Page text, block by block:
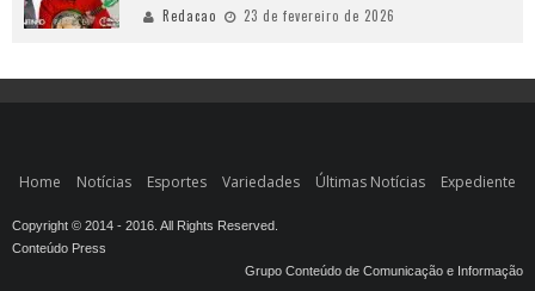
Redacao 23 de fevereiro de 2026
Home Notícias Esportes Variedades Últimas Notícias Expediente
Copyright © 2014 - 2016. All Rights Reserved.
Conteúdo Press
Grupo Conteúdo de Comunicação e Informação